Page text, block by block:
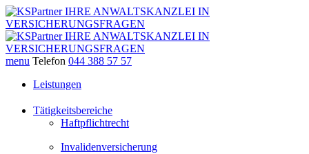
menu Telefon 044 388 57 57
Leistungen
Tätigkeitsbereiche
Haftpflichtrecht
Invalidenversicherung